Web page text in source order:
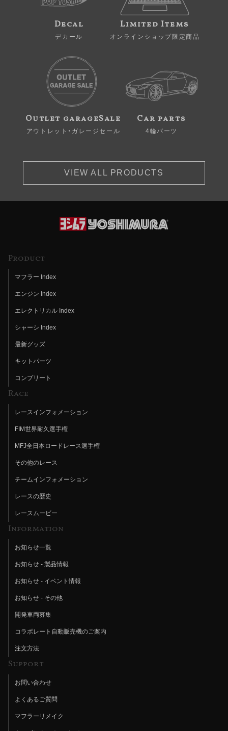
Decal
デカール
Limited Items
オンラインショップ限定商品
Outlet garageSale
アウトレット・ガレージセール
Car parts
4輪パーツ
VIEW ALL PRODUCTS
Product
マフラー Index
エンジン Index
エレクトリカル Index
シャーシ Index
最新グッズ
キットパーツ
コンプリート
Race
レースインフォメーション
FIM世界耐久選手権
MFJ全日本ロードレース選手権
その他のレース
チームインフォメーション
レースの歴史
レースムービー
Information
お知らせ一覧
お知らせ - 製品情報
お知らせ - イベント情報
お知らせ - その他
開発車両募集
コラボレート自動販売機のご案内
注文方法
Support
お問い合わせ
よくあるご質問
マフラーリメイク